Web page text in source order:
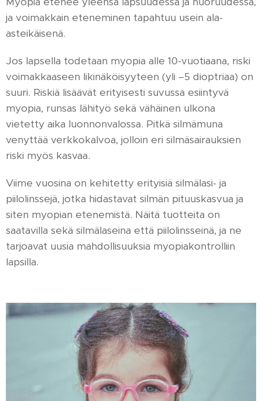
ja voimakkain eteneminen tapahtuu usein ala-
asteikäisenä.
Jos lapsella todetaan myopia alle 10-vuotiaana, riski
voimakkaaseen likinäköisyyteen (yli –5 dioptriaa) on
suuri. Riskiä lisäävät erityisesti suvussa esiintyvä
myopia, runsas lähityö sekä vähäinen ulkona
vietetty aika luonnonvalossa. Pitkä silmämuna
venyttää verkkokalvoa, jolloin eri silmäsairauksien
riski myös kasvaa.
Viime vuosina on kehitetty erityisiä silmälasi- ja
piilolinssejä, jotka hidastavat silmän pituuskasvua ja
siten myopian etenemistä. Näitä tuotteita on
saatavilla sekä silmälaseina että piilolinsseinä, ja ne
tarjoavat uusia mahdollisuuksia myopiakontrolliin
lapsilla.